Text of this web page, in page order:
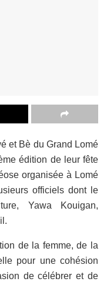
et Bè du Grand Lomé
édition de leur fête
organisée à Lomé
officiels dont le
Yawa Kouigan,
de la femme, de la
pour une cohésion
de célébrer et de